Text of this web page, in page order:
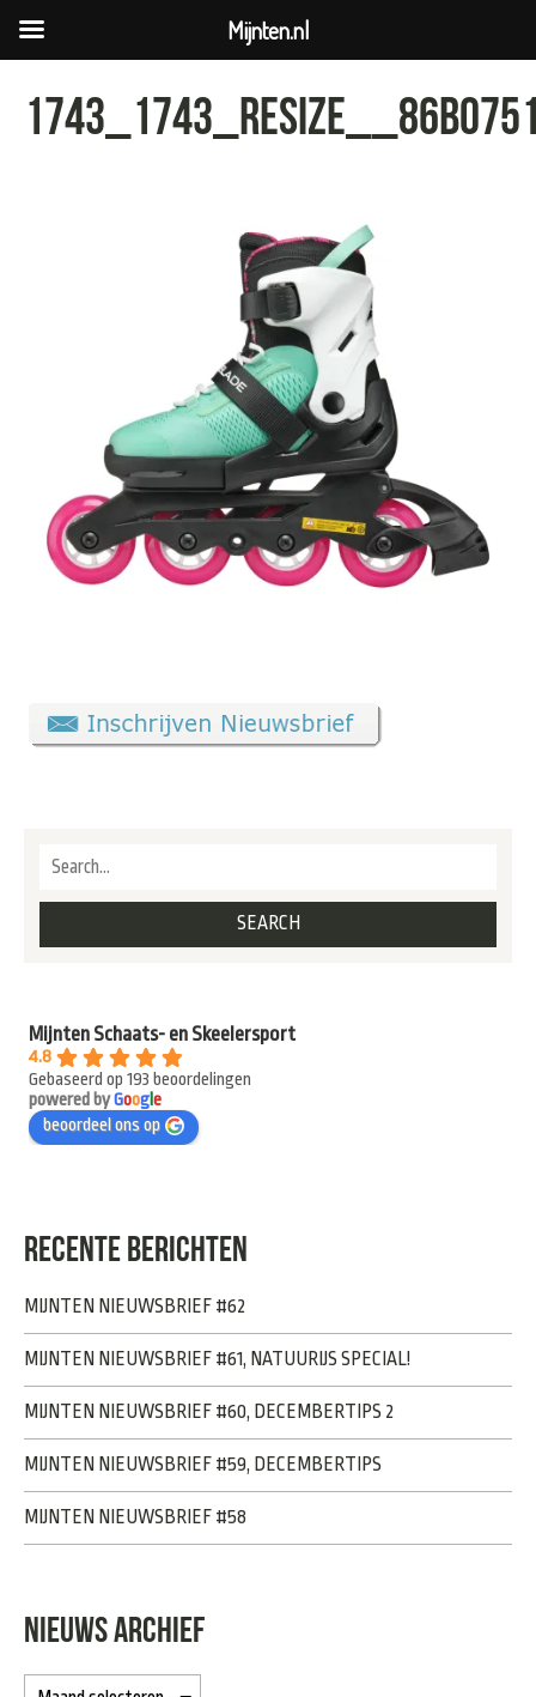
Mijnten Schaats- en Skeelersport
4.8
Gebaseerd op 193 beoordelingen
powered byGooge
beoordeel ons op
RECENTE BERICHTEN
MIJNTEN NIEUWSBRIEF #62
MIJNTEN NIEUWSBRIEF #61, NATUURIJS SPECIAL!
MIJNTEN NIEUWSBRIEF #60, DECEMBERTIPS 2
MIJNTEN NIEUWSBRIEF #59, DECEMBERTIPS
MIJNTEN NIEUWSBRIEF #58
NIEUWS ARCHIEF
Mijnten.nl